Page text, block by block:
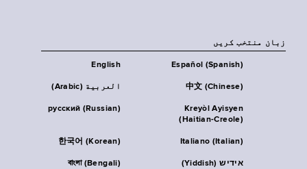
زبان منتخب کریں
English Español (Spanish)
العربية (Arabic) 中文 (Chinese)
русский (Russian)
Kreyòl Ayisyen
(Haitian-Creole)
한국어 (Korean) Italiano (Italian)
বাংলা (Bengali) אידיש (Yiddish)